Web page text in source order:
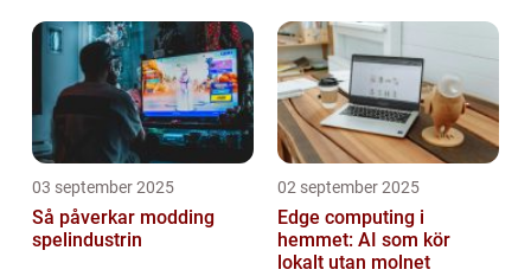
03 september 2025
Så påverkar modding
spelindustrin
02 september 2025
Edge computing i
hemmet: AI som kör
lokalt utan molnet